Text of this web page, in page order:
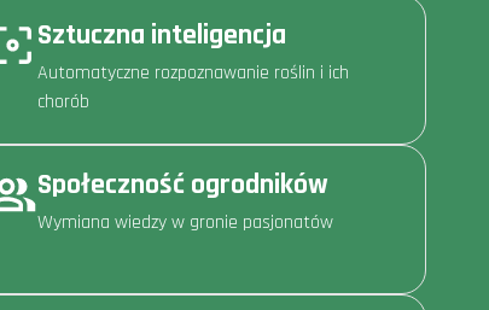
Sztuczna inteligencja
Automatyczne rozpoznawanie roślin i ich
chorób
Społeczność ogrodników
Wymiana wiedzy w gronie pasjonatów